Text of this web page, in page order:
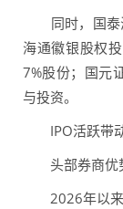
同时，国泰
海通徽银股权
7%股份；国元
与投资。
IPO活跃带
头部券商优
2026年以来